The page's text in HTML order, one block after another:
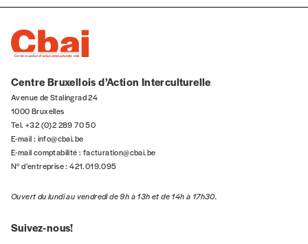
: Vous pouvez choisir de participer
financièrement à tout moment, même après
n’est pas indispensable. Il marque votre
volonté de soutenir nos activités.
NOS
FORMULES
Centre Bruxellois d’Action Interculturelle
Avenue de Stalingrad 24
1000 Bruxelles
Tel. +32 (0)2 289 70 50
E-mail : info@cbai.be
E-mail comptabilité : facturation@cbai.be
N° d’entreprise : 421.019.095
Ouvert du lundi au vendredi de 9h à 13h et de 14h à 17h30.
Suivez-nous!